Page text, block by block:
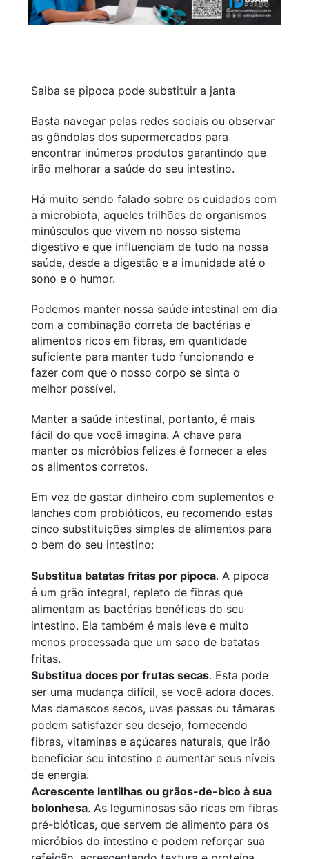
Saiba se pipoca pode substituir a janta
Basta navegar pelas redes sociais ou observar
as gôndolas dos supermercados para
encontrar inúmeros produtos garantindo que
irão melhorar a saúde do seu intestino.
Há muito sendo falado sobre os cuidados com
a microbiota, aqueles trilhões de organismos
minúsculos que vivem no nosso sistema
digestivo e que influenciam de tudo na nossa
saúde, desde a digestão e a imunidade até o
sono e o humor.
Podemos manter nossa saúde intestinal em dia
com a combinação correta de bactérias e
alimentos ricos em fibras, em quantidade
suficiente para manter tudo funcionando e
fazer com que o nosso corpo se sinta o
melhor possível.
Manter a saúde intestinal, portanto, é mais
fácil do que você imagina. A chave para
manter os micróbios felizes é fornecer a eles
os alimentos corretos.
Em vez de gastar dinheiro com suplementos e
lanches com probióticos, eu recomendo estas
cinco substituições simples de alimentos para
o bem do seu intestino:
Substitua batatas fritas por pipoca. A pipoca
é um grão integral, repleto de fibras que
alimentam as bactérias benéficas do seu
intestino. Ela também é mais leve e muito
menos processada que um saco de batatas
fritas.
Substitua doces por frutas secas. Esta pode
ser uma mudança difícil, se você adora doces.
Mas damascos secos, uvas passas ou tâmaras
podem satisfazer seu desejo, fornecendo
fibras, vitaminas e açúcares naturais, que irão
beneficiar seu intestino e aumentar seus níveis
de energia.
Acrescente lentilhas ou grãos-de-bico à sua
bolonhesa. As leguminosas são ricas em fibras
pré-bióticas, que servem de alimento para os
micróbios do intestino e podem reforçar sua